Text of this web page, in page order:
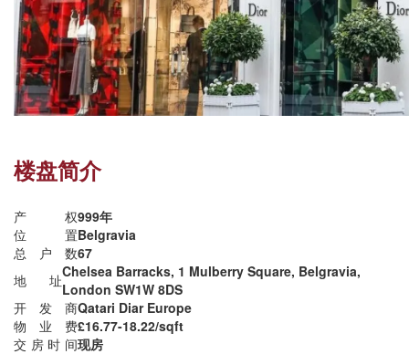
楼盘简介
产权999年
位置Belgravia
总户数67
地址Chelsea Barracks, 1 Mulberry Square, Belgravia,
London SW1W 8DS
开发商Qatari Diar Europe
物业费£16.77-18.22/sqft
交房时间现房